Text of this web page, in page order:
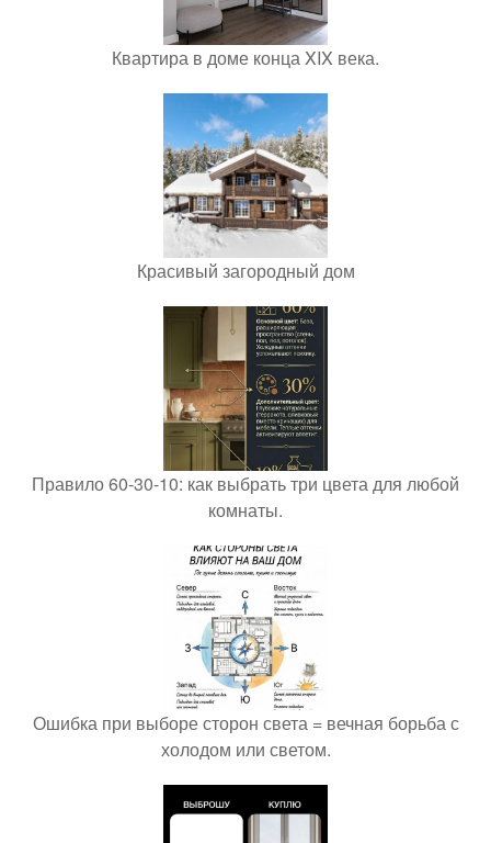
Квартира в доме конца XIX века.
Красивый загородный дом
Правило 60-30-10: как выбрать три цвета для любой
комнаты.
Ошибка при выборе сторон света = вечная борьба с
холодом или светом.